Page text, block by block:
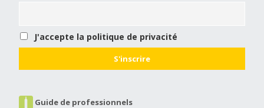
J'accepte la politique de privacité
Guide de professionnels